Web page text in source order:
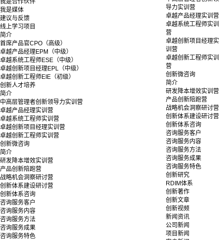
导力实训营
卓越产品经理实训营
卓越系统工程师实训
营
卓越创新项目经理实
训营
卓越创新工程师实训
营
创新微咨询
简介
研发降本增效实训营
产品创新陪跑营
战略机会洞察研讨营
创新体系建设研讨营
创新体系咨询
咨询服务客户
咨询服务内容
咨询服务方法
咨询服务成果
咨询服务特色
创新研究
RDIM体系
创新著作
创新文章
创新视频
新闻资讯
公司新闻
项目新闻
我是媒体
建议与反馈
线上学习项目
简介
首席产品官CPO（高级）
卓越产品经理EPM（中级）
卓越系统工程师ESE（中级）
卓越创新项目经理EPL（中级）
卓越创新工程师EIE（初级）
创新人才培养
简介
中高层管理者创新领导力实训营
卓越产品经理实训营
卓越系统工程师实训营
卓越创新项目经理实训营
卓越创新工程师实训营
创新微咨询
简介
研发降本增效实训营
产品创新陪跑营
战略机会洞察研讨营
创新体系建设研讨营
创新体系咨询
咨询服务客户
咨询服务内容
咨询服务方法
咨询服务成果
咨询服务特色